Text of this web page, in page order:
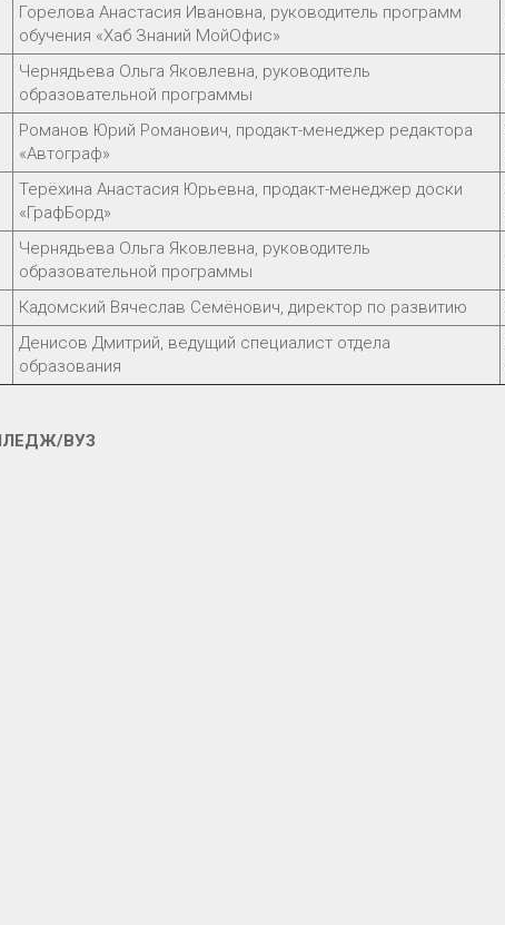
Горелова Анастасия Ивановна, руководитель программ
обучения «Хаб Знаний МойОфис»
Чернядьева Ольга Яковлевна, руководитель
образовательной программы
Романов Юрий Романович, продакт-менеджер редактора
«Автограф»
Терёхина Анастасия Юрьевна, продакт-менеджер доски
«ГрафБорд»
Чернядьева Ольга Яковлевна, руководитель
образовательной программы
Кадомский Вячеслав Семёнович, директор по развитию
Денисов Дмитрий, ведущий специалист отдела
образования
ВУЗ